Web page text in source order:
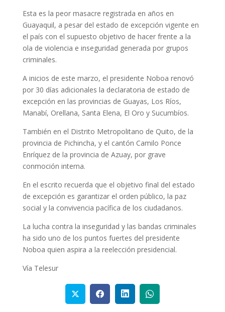
Esta es la peor masacre registrada en años en
Guayaquil, a pesar del estado de excepción vigente en
el país con el supuesto objetivo de hacer frente a la
ola de violencia e inseguridad generada por grupos
criminales.
A inicios de este marzo, el presidente Noboa renovó
por 30 días adicionales la declaratoria de estado de
excepción en las provincias de Guayas, Los Ríos,
Manabí, Orellana, Santa Elena, El Oro y Sucumbíos.
También en el Distrito Metropolitano de Quito, de la
provincia de Pichincha, y el cantón Camilo Ponce
Enríquez de la provincia de Azuay, por grave
conmoción interna.
En el escrito recuerda que el objetivo final del estado
de excepción es garantizar el orden público, la paz
social y la convivencia pacífica de los ciudadanos.
La lucha contra la inseguridad y las bandas criminales
ha sido uno de los puntos fuertes del presidente
Noboa quien aspira a la reelección presidencial.
Vía Telesur